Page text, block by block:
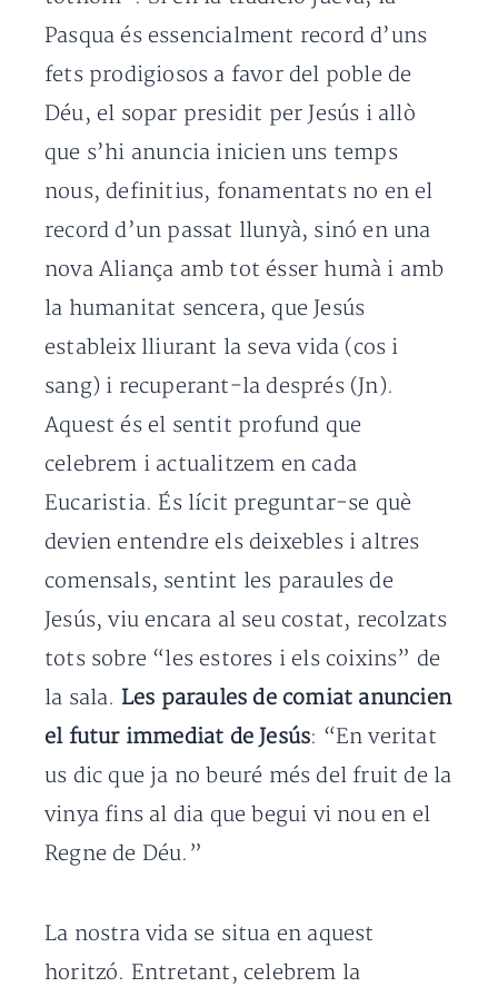
Pasqua és essencialment record d’uns
fets prodigiosos a favor del poble de
Déu, el sopar presidit per Jesús i allò
que s’hi anuncia inicien uns temps
nous, definitius, fonamentats no en el
record d’un passat llunyà, sinó en una
nova Aliança amb tot ésser humà i amb
la humanitat sencera, que Jesús
estableix lliurant la seva vida (cos i
sang) i recuperant-la després (Jn).
Aquest és el sentit profund que
celebrem i actualitzem en cada
Eucaristia. És lícit preguntar-se què
devien entendre els deixebles i altres
comensals, sentint les paraules de
Jesús, viu encara al seu costat, recolzats
tots sobre “les estores i els coixins” de
la sala. Les paraules de comiat anuncien
el futur immediat de Jesús: “En veritat
us dic que ja no beuré més del fruit de la
vinya fins al dia que begui vi nou en el
Regne de Déu.”
La nostra vida se situa en aquest
horitzó. Entretant, celebrem la